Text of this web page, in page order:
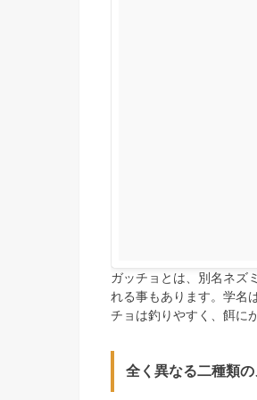
ガッチョとは、別名ネズ
れる事もあります。学名
チョは釣りやすく、餌に
全く異なる二種類